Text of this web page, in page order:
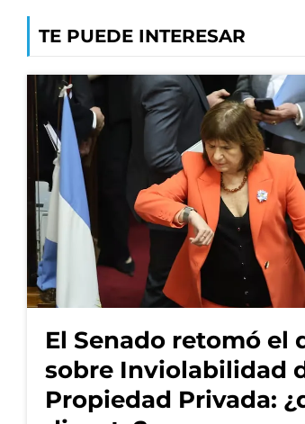
TE PUEDE INTERESAR
El Senado retomó el
sobre Inviolabilidad
Propiedad Privada: